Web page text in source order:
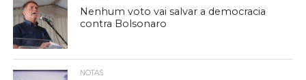
Nenhum voto vai salvar a democracia
contra Bolsonaro
NOTAS